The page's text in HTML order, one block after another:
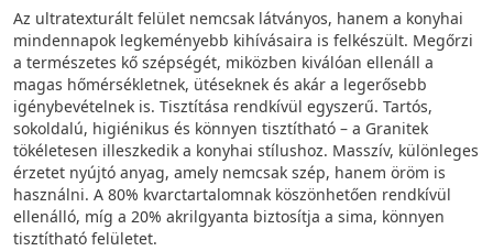
Az ultratexturált felület nemcsak látványos, hanem a konyhai
mindennapok legkeményebb kihívásaira is felkészült. Megőrzi
a természetes kő szépségét, miközben kiválóan ellenáll a
magas hőmérsékletnek, ütéseknek és akár a legerősebb
igénybevételnek is. Tisztítása rendkívül egyszerű. Tartós,
sokoldalú, higiénikus és könnyen tisztítható – a Granitek
tökéletesen illeszkedik a konyhai stílushoz. Masszív, különleges
érzetet nyújtó anyag, amely nemcsak szép, hanem öröm is
használni. A 80% kvarctartalomnak köszönhetően rendkívül
ellenálló, míg a 20% akrilgyanta biztosítja a sima, könnyen
tisztítható felületet.